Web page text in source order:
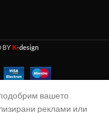
BY K-design
подобрим вашето
реклами или